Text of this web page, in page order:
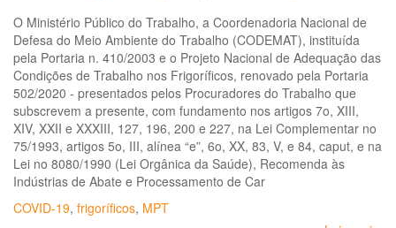
O Ministério Público do Trabalho, a Coordenadoria Nacional de
Defesa do Meio Ambiente do Trabalho (CODEMAT), instituída
pela Portaria n. 410/2003 e o Projeto Nacional de Adequação das
Condições de Trabalho nos Frigoríficos, renovado pela Portaria
502/2020 - presentados pelos Procuradores do Trabalho que
subscrevem a presente, com fundamento nos artigos 7o, XIII,
XIV, XXII e XXXIII, 127, 196, 200 e 227, na Lei Complementar no
75/1993, artigos 5o, III, alínea “e”, 6o, XX, 83, V, e 84, caput, e na
Lei no 8080/1990 (Lei Orgânica da Saúde), Recomenda às
Indústrias de Abate e Processamento de Car
COVID-19, frigoríficos, MPT